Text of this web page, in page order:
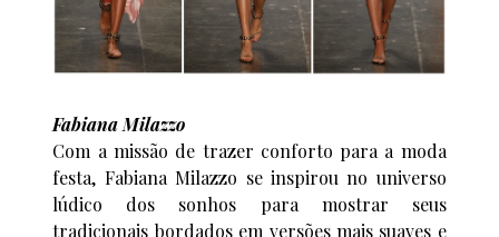
Fabiana Milazzo
Com a missão de trazer conforto para a moda
festa, Fabiana Milazzo se inspirou no universo
lúdico dos sonhos para mostrar seus
tradicionais bordados em versões mais suaves e